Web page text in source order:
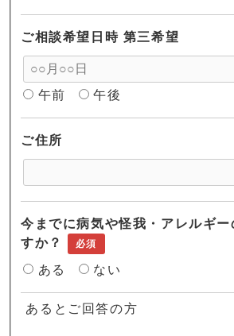
ご相談希望日時 第三希望
午前 午後
ご住所
今までに病気や怪我・アレルギー
すか？
必須
ある ない
あるとご回答の方